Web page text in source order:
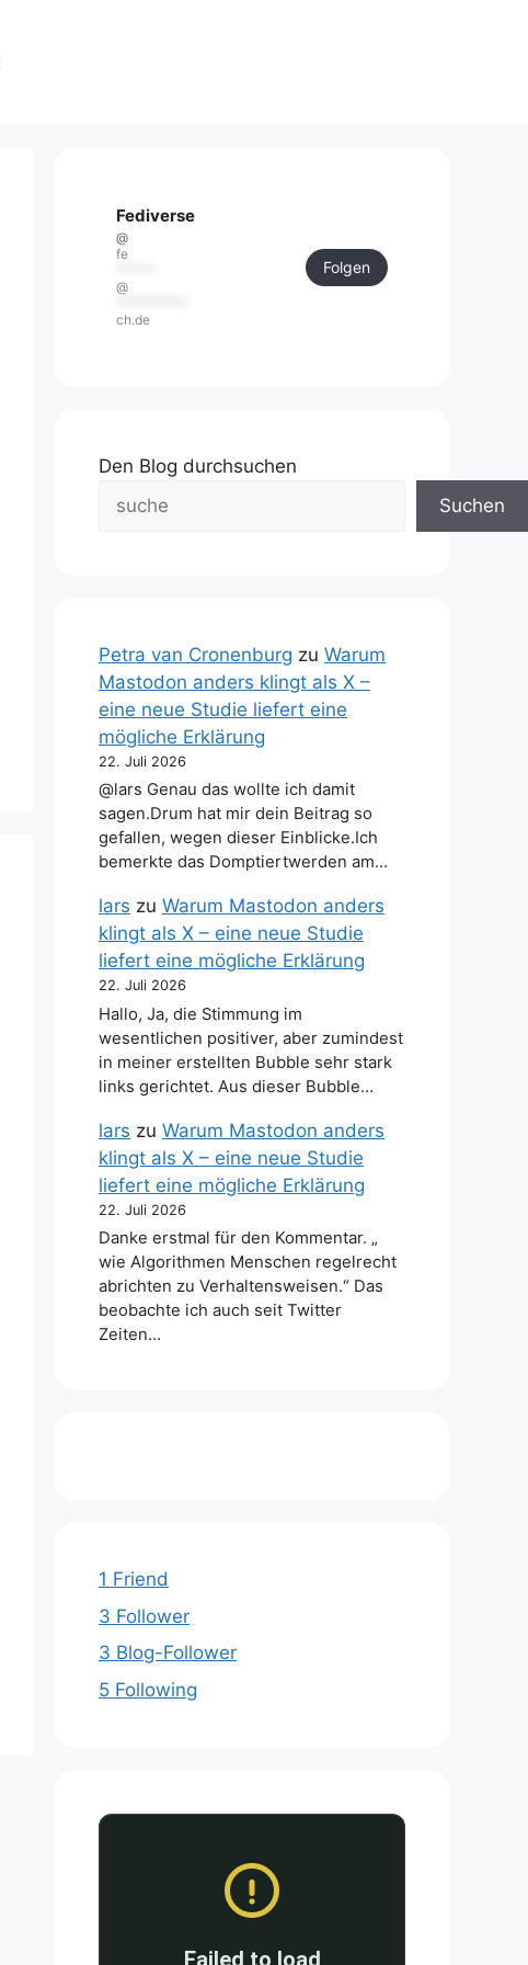
Fediverse
@
fe
@
ch.de
Folgen
Den Blog durchsuchen
Suchen
Petra van Cronenburg zu Warum
Mastodon anders klingt als X –
eine neue Studie liefert eine
mögliche Erklärung
22. Juli 2026
@lars Genau das wollte ich damit
sagen.Drum hat mir dein Beitrag so
gefallen, wegen dieser Einblicke.Ich
bemerkte das Domptiertwerden am…
lars zu Warum Mastodon anders
klingt als X – eine neue Studie
liefert eine mögliche Erklärung
22. Juli 2026
Hallo, Ja, die Stimmung im
wesentlichen positiver, aber zumindest
in meiner erstellten Bubble sehr stark
links gerichtet. Aus dieser Bubble…
lars zu Warum Mastodon anders
klingt als X – eine neue Studie
liefert eine mögliche Erklärung
22. Juli 2026
Danke erstmal für den Kommentar. „
wie Algorithmen Menschen regelrecht
abrichten zu Verhaltensweisen.“ Das
beobachte ich auch seit Twitter
Zeiten…
1 Friend
3 Follower
3 Blog-Follower
5 Following